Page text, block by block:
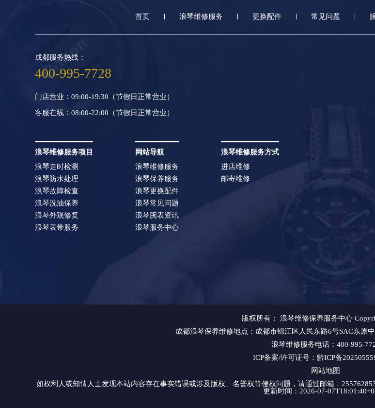
首页 浪琴维修服务 更换配件 常见问题
成都服务热线：
400-995-7728
门店营业：09:00-19:30（节假日正常营业）
客服在线：08:00-22:00（节假日正常营业）
浪琴维修服务项目
浪琴走时检测
浪琴防水处理
浪琴故障检查
浪琴洗油保养
浪琴外观修复
浪琴表带服务
网站导航
浪琴维修服务
浪琴保养服务
浪琴更换配件
浪琴常见问题
浪琴腕表资讯
浪琴服务中心
浪琴维修服务方式
进店维修
邮寄维修
版权所有： 浪琴维修保养服务中心
成都浪琴保养维修地点 ：成都市锦江区人民东路6号SAC东原
浪琴维修服务电话：400-995-
ICP备案/许可证号：黔ICP备
网站地图
如权利人或知情人士发现本站内容存在事实错误或涉及版权、名誉权等侵权问题，请通过邮箱：
更新时间：2026-07-